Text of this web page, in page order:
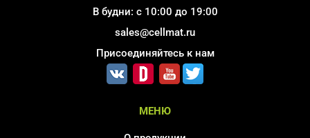
В будни: с 10:00 до 19:00
sales@cellmat.ru
Присоединяйтесь к нам
МЕНЮ